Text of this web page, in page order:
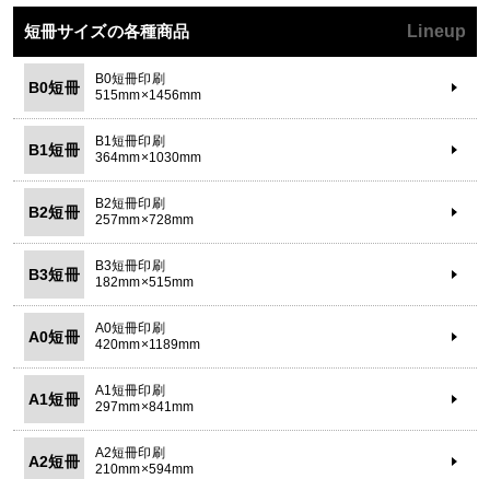
短冊サイズの各種商品 Lineup
B0短冊
B0短冊印刷
515mm×1456mm
B1短冊
B1短冊印刷
364mm×1030mm
B2短冊
B2短冊印刷
257mm×728mm
B3短冊
B3短冊印刷
182mm×515mm
A0短冊
A0短冊印刷
420mm×1189mm
A1短冊
A1短冊印刷
297mm×841mm
A2短冊
A2短冊印刷
210mm×594mm